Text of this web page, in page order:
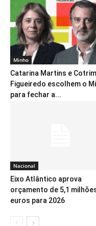
Minho
Catarina Martins e Cotrim
Figueiredo escolhem o
para fechar a...
Nacional
Eixo Atlântico aprova
orçamento de 5,1
euros para 2026